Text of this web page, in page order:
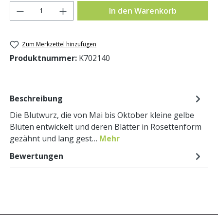
Produkt Anzahl: Gib den gewünschten
In den Warenkorb
Zum Merkzettel hinzufügen
Produktnummer: K702140
Beschreibung
Die Blutwurz, die von Mai bis Oktober kleine gelbe
Blüten entwickelt und deren Blätter in Rosettenform
gezähnt und lang gest… Mehr
Bewertungen